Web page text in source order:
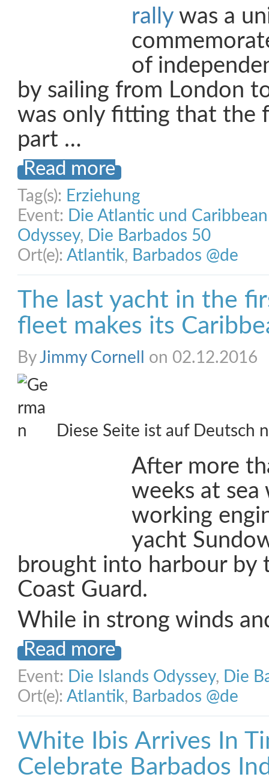
rally was a
of
by sailing from London
was only fitting that the
part …
Read more
Tag(s): Erziehung
Event: Die Atlantic und
Odyssey, Die Barbados 50
Ort(e): Atlantik, Barbados @de
The last yacht in the
fleet makes its
ByJimmy Cornell on 02.12.2016
Diese Seite ist auf Deutsch
After more
weeks at
working
yacht
brought into harbour by
Coast Guard.
While in strong winds
Read more
Event: Die Islands Odyssey, Die
Ort(e): Atlantik, Barbados @de
White Ibis Arrives In
Celebrate Barbados